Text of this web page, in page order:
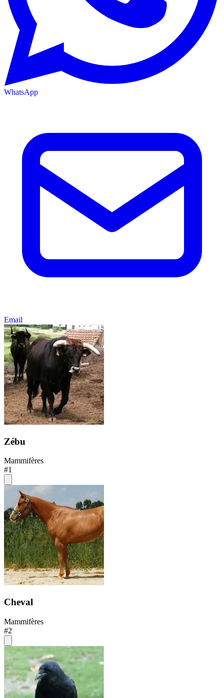
WhatsApp
Email
Zébu
Mammifères
#1
Cheval
Mammifères
#2